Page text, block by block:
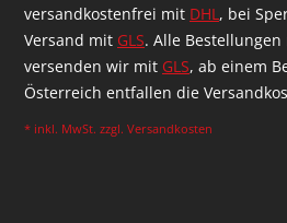
versandkostenfrei mit DHL, bei
Versand mit GLS. Alle
versenden wir mit GLS, ab einem
Österreich entfallen die
* inkl. MwSt. zzgl. Versandkosten